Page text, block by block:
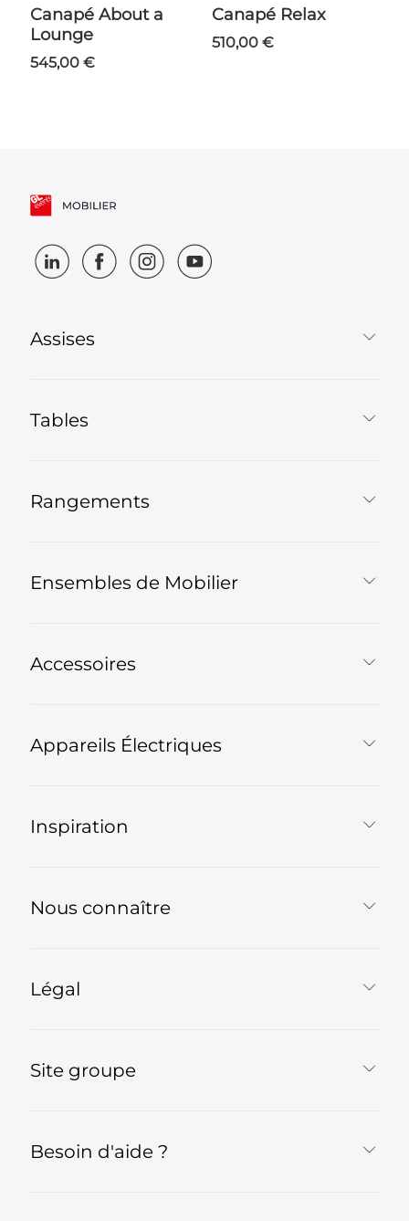
Canapé About a
Lounge
545,00 €
Canapé Relax
510,00 €
Assises
Tables
Rangements
Ensembles de Mobilier
Accessoires
Appareils Électriques
Inspiration
Nous connaître
Légal
Site groupe
Besoin d'aide ?